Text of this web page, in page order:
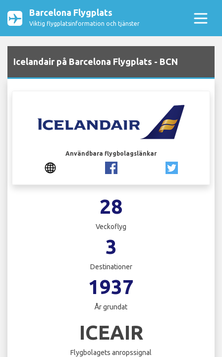
Barcelona Flygplats
Viktig flygplatsinformation och tjänster
Icelandair på Barcelona Flygplats - BCN
Användbara flygbolagslänkar
28
Veckoflyg
3
Destinationer
1937
År grundat
ICEAIR
Flygbolagets anropssignal